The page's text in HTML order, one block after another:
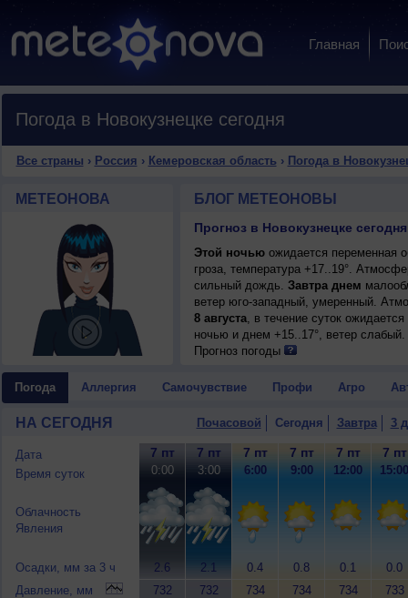
Главная
Погода в Новокузнецке сегодня
Все страны › Россия › Кемеровская область › Погода в
МЕТЕОНОВА БЛОГ МЕТЕОНОВЫ
Прогноз в Новокузнецке
Этой ночьюожидается переменная
гроза, температура +17..19°.
сильный дождь. Завтра днем
ветер юго-западный, умеренный.
8 августа, в течение суток
ночью и днем +15..17°, ветер слабый.
Прогноз погоды
Погода Аллергия Самочувствие Профи Агро
НА СЕГОДНЯ Почасовой Сегодня Завтра 3
Дата
Время суток
Облачность
Явления
Осадки, мм за 3 ч
Давление, мм
7 пт
0:00
2.6
732
7 пт
3:00
2.1
732
7 пт
6:00
0.4
734
7 пт
9:00
0.8
734
7 пт
12:00
0.1
734
7 пт
15:00
0.0
733